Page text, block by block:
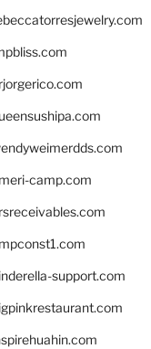
camp.com
support.com